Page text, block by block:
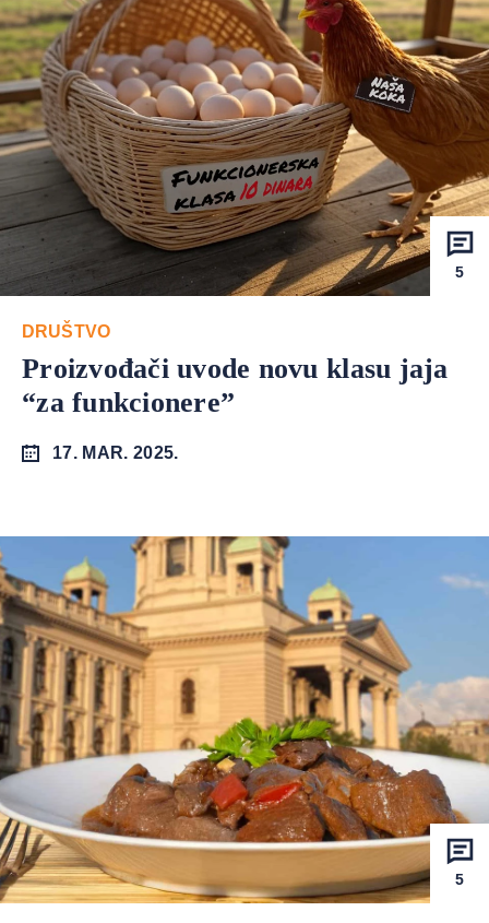
5
DRUŠTVO
Proizvođači uvode novu klasu jaja
“za funkcionere”
17. MAR. 2025.
5